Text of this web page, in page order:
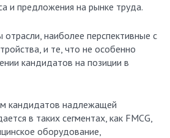
и предложения на рынке труда.
наиболее перспективные с
и те, что не особенно
кандидатов на позиции в
кандидатов надлежащей
в таких сегментах, как FMCG,
оборудование,